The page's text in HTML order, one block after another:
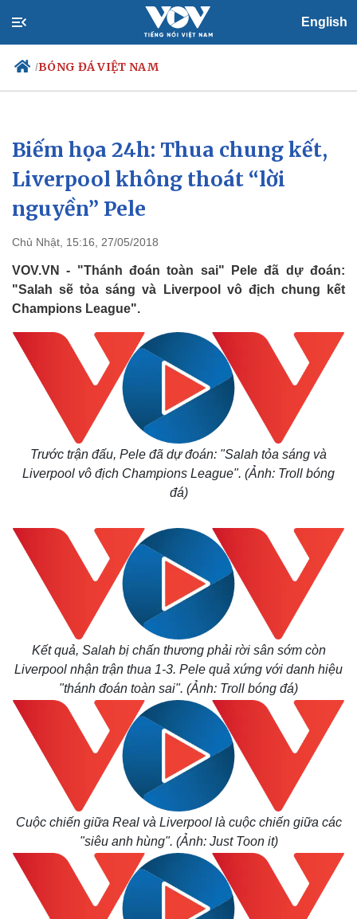
English
/BÓNG ĐÁ VIỆT NAM
Chính trị
Đảng
Tổ chức nhân sự
Quốc hội
Nhận diện sự thật
Xã hội
Tin 24h
Dự báo thời tiết
Biếm họa 24h: Thua chung kết,
Liverpool không thoát “lời
nguyền” Pele
Chủ Nhật, 15:16, 27/05/2018
VOV.VN - "Thánh đoán toàn sai" Pele đã dự đoán:
"Salah sẽ tỏa sáng và Liverpool vô địch chung kết
Champions League".
Trước trận đấu, Pele đã dự đoán: "Salah tỏa sáng và
Liverpool vô địch Champions League". (Ảnh: Troll bóng
đá)
Kết quả, Salah bị chấn thương phải rời sân sớm còn
Liverpool nhận trận thua 1-3. Pele quả xứng với danh hiệu
"thánh đoán toàn sai". (Ảnh: Troll bóng đá)
Cuộc chiến giữa Real và Liverpool là cuộc chiến giữa các
"siêu anh hùng". (Ảnh: Just Toon it)